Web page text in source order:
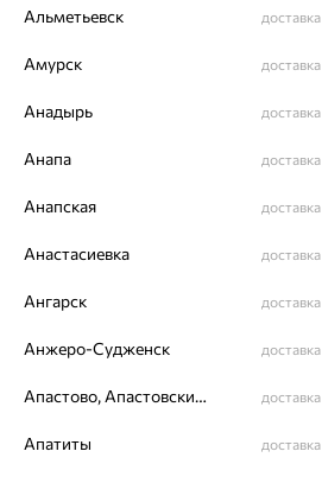
Бренд:MAGIC STONES
Вес металла:
Характеристика вставки:
ВИД КАМНЯ Гранат
Доставка и оплата
Альметьевск доставка
Амурск доставка
Анадырь доставка
Анапа доставка
Анапская доставка
Анастасиевка доставка
Ангарск доставка
Анжеро-Судженск доставка
Апастово, Апастовский район доставка
Апатиты доставка